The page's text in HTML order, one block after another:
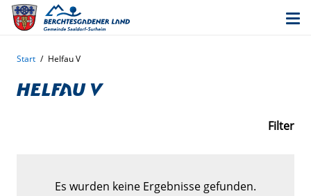
Start / Helfau V
Helfau V
Filter
Es wurden keine Ergebnisse gefunden.